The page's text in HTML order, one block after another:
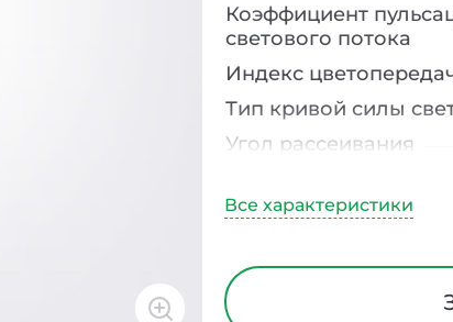
Коэффициент
светового потока
Индекс
Тип кривой силы
Угол рассеивания
Тип рассеивателя
Блок аварийного